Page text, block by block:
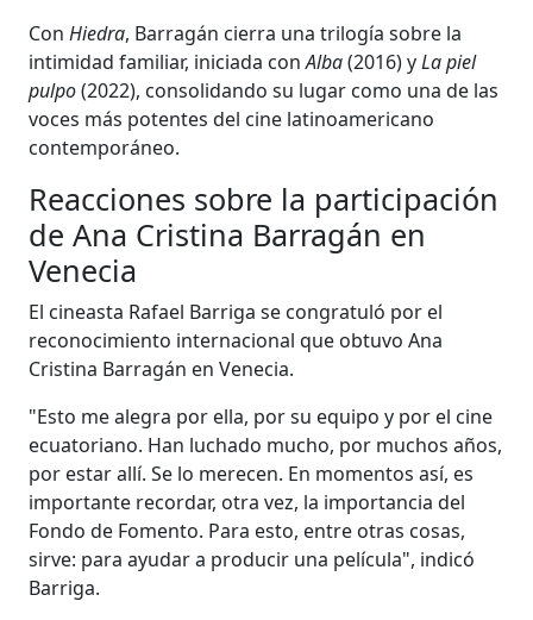
ConHiedra, Barragán cierra una trilogía sobre la
intimidad familiar, iniciada conAlba(2016) yLa piel
pulpo(2022), consolidando su lugar como una de las
voces más potentes del cine latinoamericano
contemporáneo.
Reacciones sobre la participación
de Ana Cristina Barragán en
Venecia
El cineasta Rafael Barriga se congratuló por el
reconocimiento internacional que obtuvo Ana
Cristina Barragán en Venecia.
"Esto me alegra por ella, por su equipo y por el cine
ecuatoriano. Han luchado mucho, por muchos años,
por estar allí. Se lo merecen. En momentos así, es
importante recordar, otra vez, la importancia del
Fondo de Fomento. Para esto, entre otras cosas,
sirve: para ayudar a producir una película", indicó
Barriga.